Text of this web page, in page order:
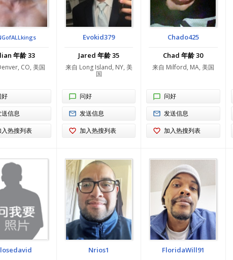
年龄 33
CO, 美国
信息
热搜列表
Evokid379
Jared 年龄 35
来自 Long Island, NY, 美
国
问好
发送信息
加入热搜列表
Chado425
Chad 年龄 30
来自 Milford, MA, 美国
问好
发送信息
加入热搜列表
Nrios1 FloridaWill91